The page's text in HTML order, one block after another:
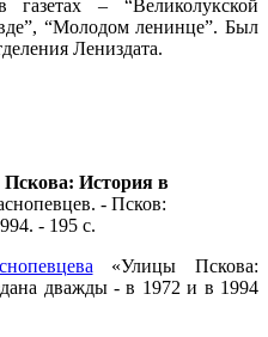
газетах – “Великолукской
“Молодом ленинце”. Был
Лениздата.
История в
- Псков:
- 195 с.
«Улицы Пскова:
дважды - в 1972 и в 1994